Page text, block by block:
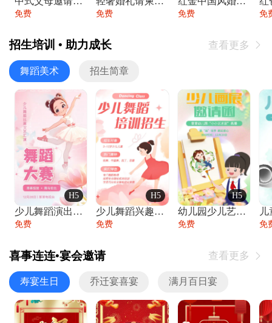
免费 免费 免费 免
招生培训 • 助力成长 查看更多 
舞蹈美术 招生简章
H5
少儿舞蹈演出舞蹈比赛跳舞大赛文艺汇演活动
免费
H5
少儿舞蹈兴趣班艺术培训学校招生宣传
免费
H5
幼儿园少儿艺术展览绘画展摄影作品展美术展
免费 免
喜事连连•宴会邀请 查看更多 
寿宴生日 乔迁宴喜宴 满月百日宴